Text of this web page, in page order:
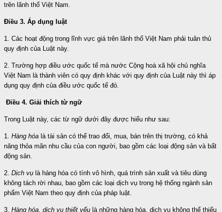
trên lãnh thổ Việt Nam.
Điều 3. Áp dụng luật
1. Các hoạt động trong lĩnh vực giá trên lãnh thổ Việt Nam phải tuân thủ
quy định của Luật này.
2. Trường hợp điều ước quốc tế mà nước Cộng hoà xã hội chủ nghĩa
Việt Nam là thành viên có quy định khác với quy định của Luật này thì áp
dụng quy định của điều ước quốc tế đó.
Điều 4. Giải thích từ ngữ
Trong Luật này, các từ ngữ dưới đây được hiểu như sau:
1. Hàng hóa là tài sản có thể trao đổi, mua, bán trên thị trường, có khả
năng thỏa mãn nhu cầu của con người, bao gồm các loại động sản và bất
động sản.
2. Dịch vụ là hàng hóa có tính vô hình, quá trình sản xuất và tiêu dùng
không tách rời nhau, bao gồm các loại dịch vụ trong hệ thống ngành sản
phẩm Việt Nam theo quy định của pháp luật.
3. Hàng hóa, dịch vụ thiết yếu là những hàng hóa, dịch vụ không thể thiếu